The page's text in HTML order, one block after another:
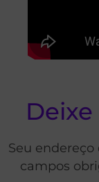
Seu
campos